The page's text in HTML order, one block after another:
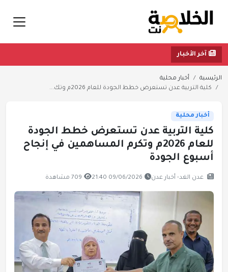
آخر الأخبار
الرئيسية
أخبار محلية
كلية التربية عدن تستعرض خطط الجودة للعام 2026م وتك...
أخبار محلية
كلية التربية عدن تستعرض خطط الجودة
للعام 2026م وتكرم المساهمين في إنجاح
أسبوع الجودة
عدن الغد- أخبار عدن 09/06/2026 21:40 709 مشاهدة